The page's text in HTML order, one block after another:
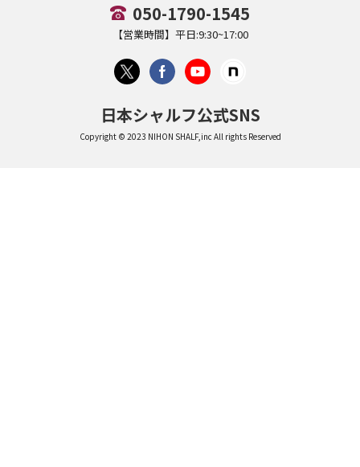
050-1790-1545
【営業時間】平日:9:30~17:00
日本シャルフ公式SNS
Copyright © 2023 NIHON SHALF,inc All rights Reserved